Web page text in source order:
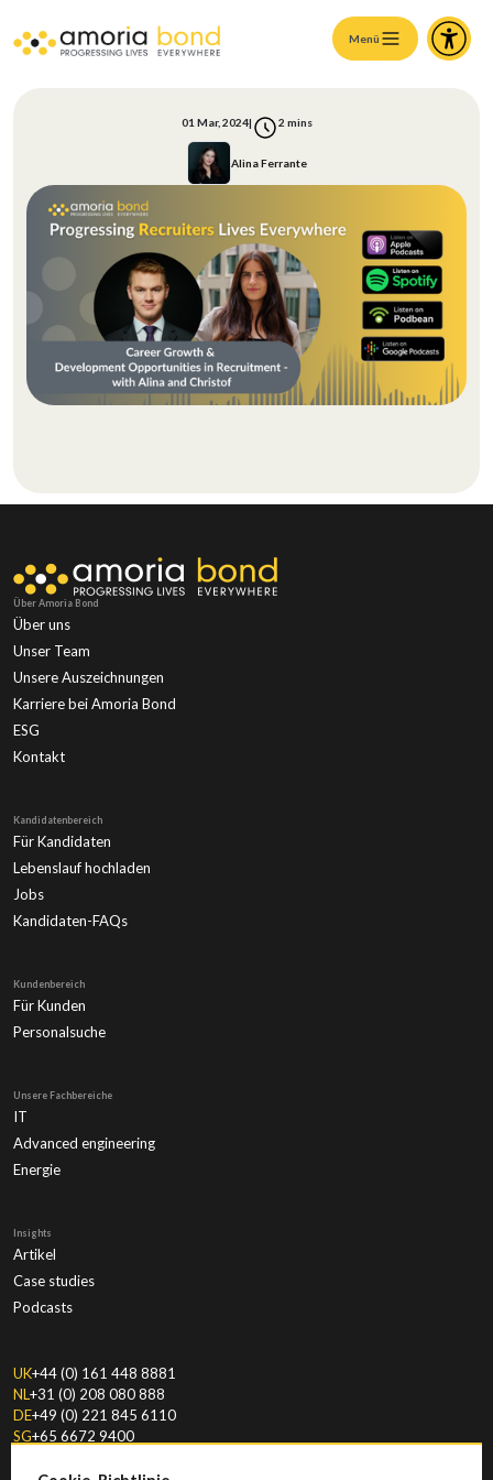
Menü
01 Mar, 2024| 2 mins
Alina Ferrante
Über Amoria Bond
Über uns
Unser Team
Unsere Auszeichnungen
Karriere bei Amoria Bond
ESG
Kontakt
Kandidatenbereich
Für Kandidaten
Lebenslauf hochladen
Jobs
Kandidaten-FAQs
Kundenbereich
Für Kunden
Personalsuche
Unsere Fachbereiche
IT
Advanced engineering
Energie
Insights
Artikel
Case studies
Podcasts
UK+44 (0) 161 448 8881
NL+31 (0) 208 080 888
DE+49 (0) 221 845 6110
SG+65 6672 9400